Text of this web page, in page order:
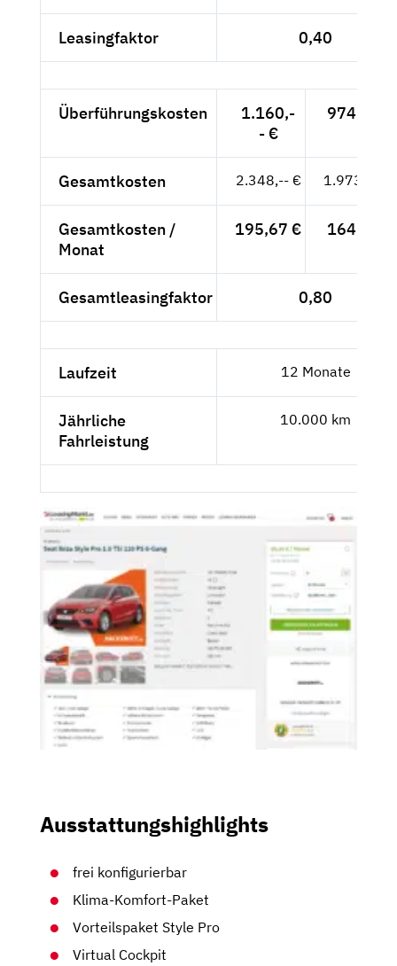
Leasingfaktor 0,40
Überführungskosten
1.160,-
- €
974,79 €
Gesamtkosten 2.348,-- € 1.973,11 €
Gesamtkosten /
Monat
195,67 € 164,43 €
Gesamtleasingfaktor 0,80
Laufzeit 12 Monate
Jährliche
Fahrleistung
10.000 km
Ausstattungshighlights
frei konfigurierbar
Klima-Komfort-Paket
Vorteilspaket Style Pro
Virtual Cockpit